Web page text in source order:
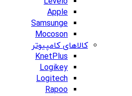
Apple
Samsunge
Mocoson
کالاهای کامپیوتر
KnetPlus
Logikey
Logitech
Rapoo